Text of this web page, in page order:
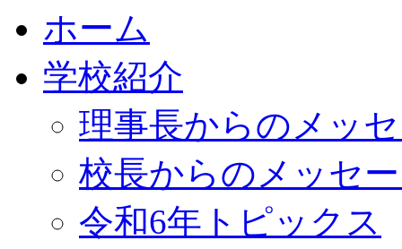
ホーム
学校紹介
理事長からのメッ
校長からのメッセ
令和6年トピックス